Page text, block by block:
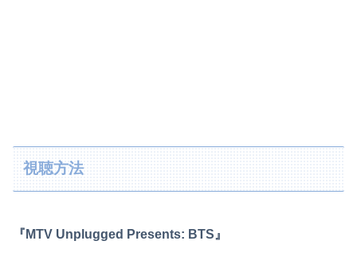
視聴方法
『MTV Unplugged Presents: BTS』